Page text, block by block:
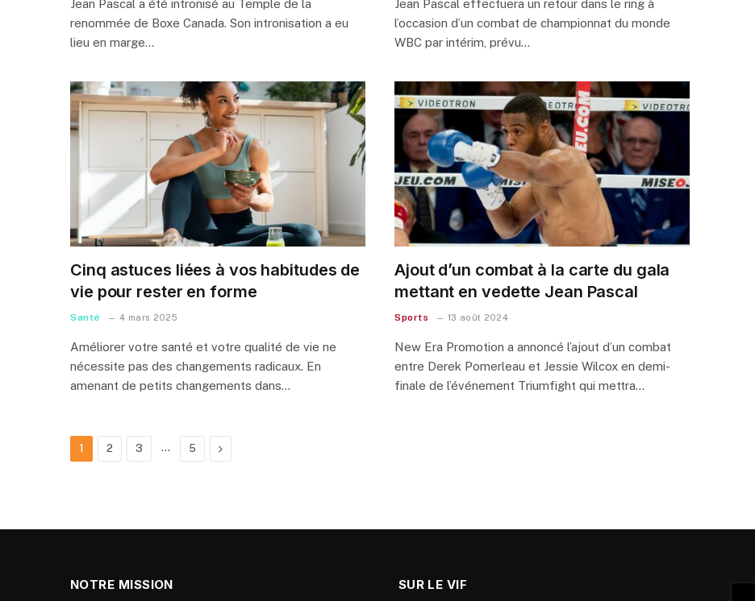
Jean Pascal a été intronisé au Temple de la
renommée de Boxe Canada. Son intronisation a eu
lieu en marge…
Jean Pascal effectuera un retour dans le ring à
l’occasion d’un combat de championnat du monde
WBC par intérim, prévu…
Cinq astuces liées à vos habitudes de
vie pour rester en forme
Santé 4 mars 2025
Améliorer votre santé et votre qualité de vie ne
nécessite pas des changements radicaux. En
amenant de petits changements dans…
Ajout d’un combat à la carte du gala
mettant en vedette Jean Pascal
Sports 13 août 2024
New Era Promotion a annoncé l’ajout d’un combat
entre Derek Pomerleau et Jessie Wilcox en demi-
finale de l’événement Triumfight qui mettra…
1 2 3 … 5 Next
NOTRE MISSION SUR LE VIF